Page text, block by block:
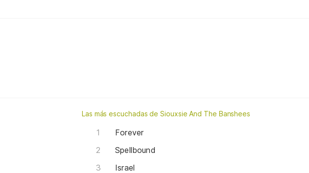
Las más escuchadas de Siouxsie And The Banshees
Forever
Spellbound
Israel